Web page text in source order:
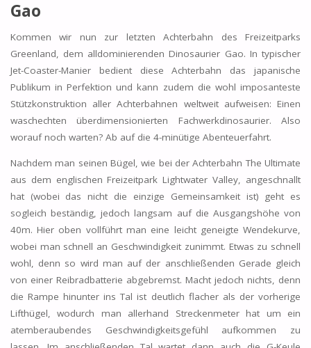
Gao
Kommen wir nun zur letzten Achterbahn des Freizeitparks
Greenland, dem alldominierenden Dinosaurier Gao. In typischer
Jet-Coaster-Manier bedient diese Achterbahn das japanische
Publikum in Perfektion und kann zudem die wohl imposanteste
Stützkonstruktion aller Achterbahnen weltweit aufweisen: Einen
waschechten überdimensionierten Fachwerkdinosaurier. Also
worauf noch warten? Ab auf die 4-minütige Abenteuerfahrt.
Nachdem man seinen Bügel, wie bei der Achterbahn The Ultimate
aus dem englischen Freizeitpark Lightwater Valley, angeschnallt
hat (wobei das nicht die einzige Gemeinsamkeit ist) geht es
sogleich beständig, jedoch langsam auf die Ausgangshöhe von
40m. Hier oben vollführt man eine leicht geneigte Wendekurve,
wobei man schnell an Geschwindigkeit zunimmt. Etwas zu schnell
wohl, denn so wird man auf der anschließenden Gerade gleich
von einer Reibradbatterie abgebremst. Macht jedoch nichts, denn
die Rampe hinunter ins Tal ist deutlich flacher als der vorherige
Lifthügel, wodurch man allerhand Streckenmeter hat um ein
atemberaubendes Geschwindigkeitsgefühl aufkommen zu